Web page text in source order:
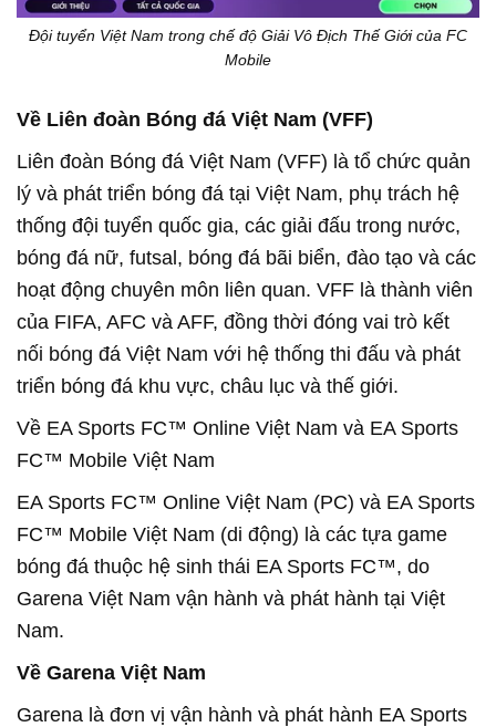
Đội tuyển Việt Nam trong chế độ Giải Vô Địch Thế Giới của FC
Mobile
Về Liên đoàn Bóng đá Việt Nam (VFF)
Liên đoàn Bóng đá Việt Nam (VFF) là tổ chức quản
lý và phát triển bóng đá tại Việt Nam, phụ trách hệ
thống đội tuyển quốc gia, các giải đấu trong nước,
bóng đá nữ, futsal, bóng đá bãi biển, đào tạo và các
hoạt động chuyên môn liên quan. VFF là thành viên
của FIFA, AFC và AFF, đồng thời đóng vai trò kết
nối bóng đá Việt Nam với hệ thống thi đấu và phát
triển bóng đá khu vực, châu lục và thế giới.
Về EA Sports FC™ Online Việt Nam và EA Sports
FC™ Mobile Việt Nam
EA Sports FC™ Online Việt Nam (PC) và EA Sports
FC™ Mobile Việt Nam (di động) là các tựa game
bóng đá thuộc hệ sinh thái EA Sports FC™, do
Garena Việt Nam vận hành và phát hành tại Việt
Nam.
Về Garena Việt Nam
Garena là đơn vị vận hành và phát hành EA Sports